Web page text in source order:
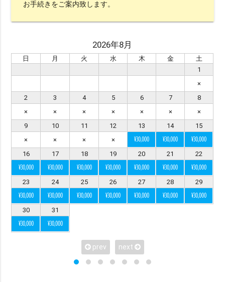
お手続きをご案内致します。
2026年8月
日 月 火 水 木 金
土
1
×
2
3 4 5 6 7
8
×
× × × × ×
×
9
10 11 12 13 14
15
×
× × × ¥30,000 ¥30,000 ¥30,000
16 17 18 19 20 21 22
¥30,000 ¥30,000 ¥30,000 ¥30,000 ¥30,000 ¥30,000 ¥30,000
23 24 25 26 27 28 29
¥30,000 ¥30,000 ¥30,000 ¥30,000 ¥30,000 ¥30,000 ¥30,000
30 31
¥30,000 ¥30,000
prev next
宮古島
八重山
久米島
渡嘉敷島・座間味島
※ シチュエーションで選ぶ
ビーチ チャペル スタジオ グリーン
水中 サンセット 星空 挙式
ビーチ挙式 ガーデン 前撮り
アメリカンビレッジ 城跡・古民家 室内
アクティビティー
ファミリー マタニティ